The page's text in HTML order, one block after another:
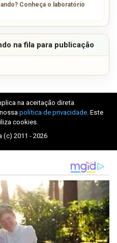
Conheça o laboratório
na fila para publicação
na aceitação direta
política de privacidade. Este
cookies.
(c) 2011 - 2026